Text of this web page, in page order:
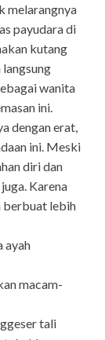
melarangnya
payudara di
kutang
langsung
wanita
ini.
dengan erat,
ini. Meski
diri dan
Karena
berbuat lebih
ayah
macam-
tali